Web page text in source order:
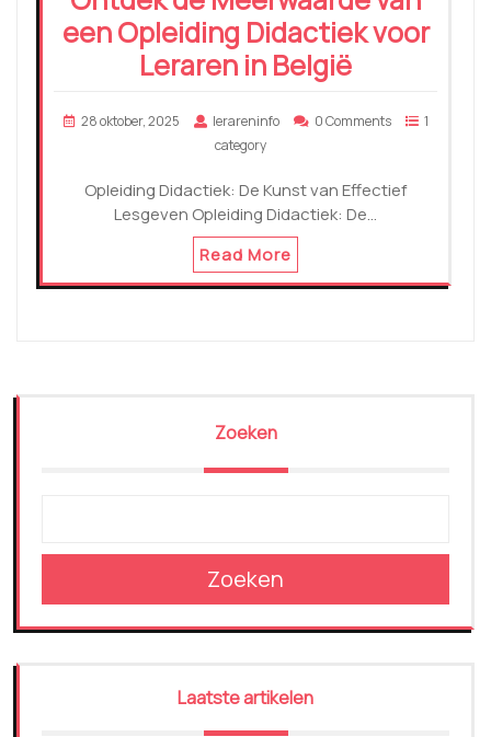
een Opleiding Didactiek voor
Leraren in België
28 oktober, 2025 lerareninfo 0 Comments
1
category
Opleiding Didactiek: De Kunst van Effectief
Lesgeven Opleiding Didactiek: De…
Read More
Zoeken
Zoeken
Laatste artikelen